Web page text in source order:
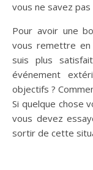
vous ne savez
Pour avoir une
vous remettre en
suis plus
événement
objectifs ?
Si quelque chose
vous devez
sortir de cette